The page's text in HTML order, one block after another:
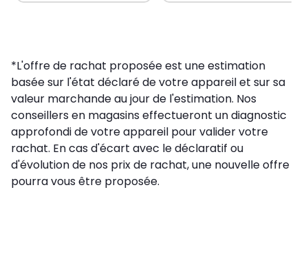
*L'offre de rachat proposée est une estimation
basée sur l'état déclaré de votre appareil et sur sa
valeur marchande au jour de l'estimation. Nos
conseillers en magasins effectueront un diagnostic
approfondi de votre appareil pour valider votre
rachat. En cas d'écart avec le déclaratif ou
d'évolution de nos prix de rachat, une nouvelle offre
pourra vous être proposée.